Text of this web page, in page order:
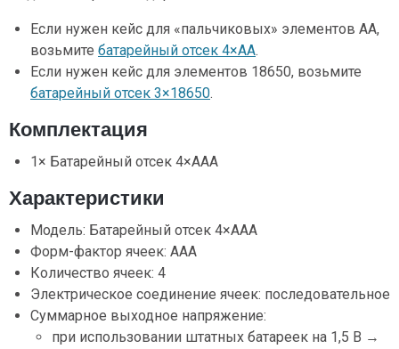
Если нужен кейс для «пальчиковых» элементов AA,
возьмите батарейный отсек 4×AА.
Если нужен кейс для элементов 18650, возьмите
батарейный отсек 3×18650.
Комплектация
1× Батарейный отсек 4×ААА
Характеристики
Модель: Батарейный отсек 4×ААА
Форм-фактор ячеек: ААА
Количество ячеек: 4
Электрическое соединение ячеек: последовательное
Суммарное выходное напряжение:
при использовании штатных батареек на 1,5 В →